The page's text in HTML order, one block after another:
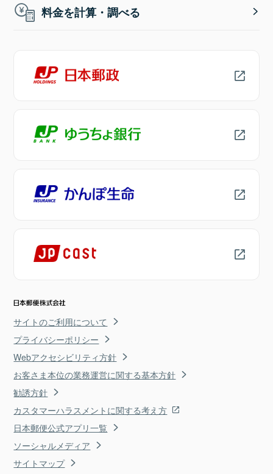
料金を計算・調べる
サイトのご利用について
プライバシーポリシー
Webアクセシビリティ方針
お客さま本位の業務運営に関する基本方針
勧誘方針
カスタマーハラスメントに関する考え方
日本郵便公式アプリ一覧
ソーシャルメディア
サイトマップ